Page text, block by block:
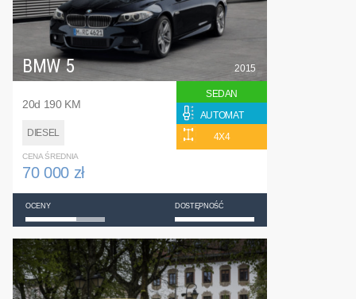
BMW 5
20d 190 KM
DIESEL
2015
SEDAN
AUTOMAT
4X4
CENA ŚREDNIA
70 000 zł
OCENY DOSTĘPNOŚĆ